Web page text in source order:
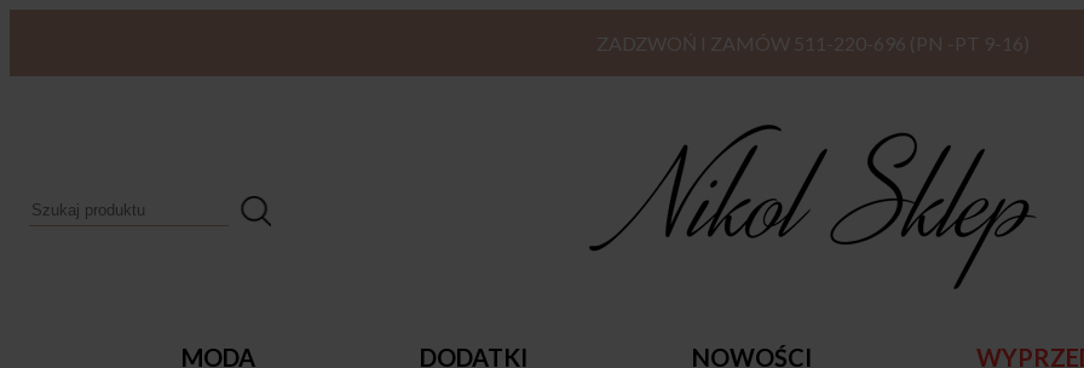
ZADZWOŃ I ZAMÓW 511-220-696 (PN -PT 9-16)
MODA DODATKI NOWOŚCI